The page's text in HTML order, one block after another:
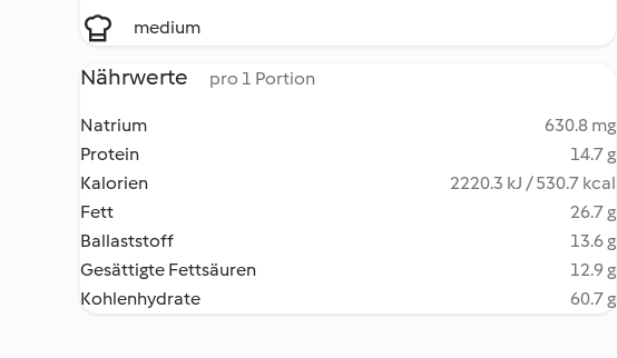
medium
Nährwerte pro 1 Portion
Natrium
630.8 mg
Protein
14.7 g
Kalorien
2220.3 kJ / 530.7 kcal
Fett
26.7 g
Ballaststoff
13.6 g
Gesättigte Fettsäuren
12.9 g
Kohlenhydrate
60.7 g